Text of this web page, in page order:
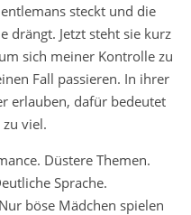
steckt und die
drängt. Jetzt steht sie kurz
sich meiner Kontrolle zu
Fall passieren. In ihrer
erlauben, dafür bedeutet
viel.
Düstere Themen.
Sprache.
böse Mädchen spielen